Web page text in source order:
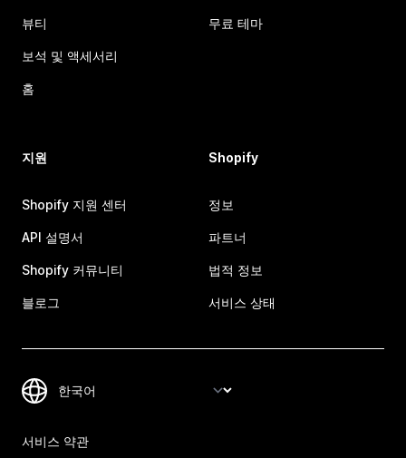
뷰티
보석 및 액세서리
홈
무료 테마
지원
Shopify 지원 센터
API 설명서
Shopify 커뮤니티
블로그
Shopify
정보
파트너
법적 정보
서비스 상태
서비스 약관